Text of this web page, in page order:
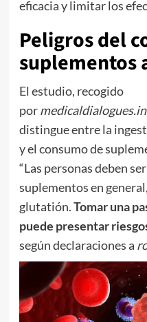
eficacia y limitar los
Peligros del
suplementos
El estudio, recogido
pormedicaldialogues.in
distingue entre la
y el consumo de
“Las personas deben
suplementos en
glutatión.Tomar una
puede presentar
según declaraciones a